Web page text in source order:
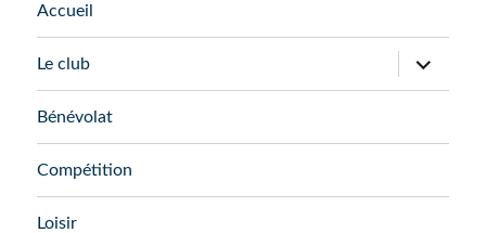
Accueil
Le club
ouvrir
le
sous-
Bénévolat
Compétition
Loisir